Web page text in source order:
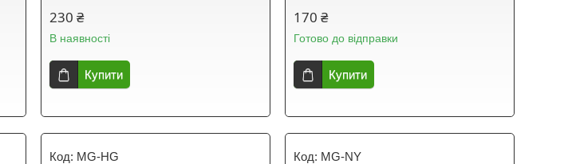
230 ₴
В наявності
Купити
170 ₴
Готово до відправки
Купити
MG-HG MG-NY